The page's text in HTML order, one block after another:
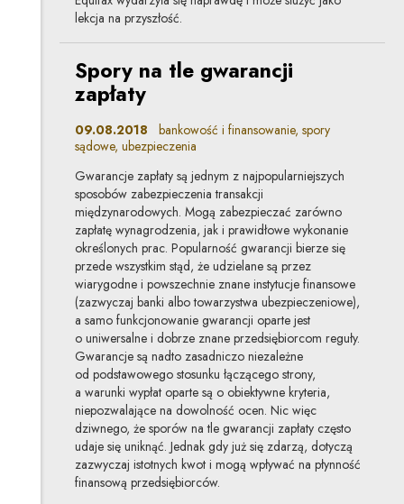
lekcja na przyszłość.
Spory na tle gwarancji
zapłaty
09.08.2018 bankowość i finansowanie, spory
sądowe, ubezpieczenia
Gwarancje zapłaty są jednym z najpopularniejszych
sposobów zabezpieczenia transakcji
międzynarodowych. Mogą zabezpieczać zarówno
zapłatę wynagrodzenia, jak i prawidłowe wykonanie
określonych prac. Popularność gwarancji bierze się
przede wszystkim stąd, że udzielane są przez
wiarygodne i powszechnie znane instytucje finansowe
(zazwyczaj banki albo towarzystwa ubezpieczeniowe),
a samo funkcjonowanie gwarancji oparte jest
o uniwersalne i dobrze znane przedsiębiorcom reguły.
Gwarancje są nadto zasadniczo niezależne
od podstawowego stosunku łączącego strony,
a warunki wypłat oparte są o obiektywne kryteria,
niepozwalające na dowolność ocen. Nic więc
dziwnego, że sporów na tle gwarancji zapłaty często
udaje się uniknąć. Jednak gdy już się zdarzą, dotyczą
zazwyczaj istotnych kwot i mogą wpływać na płynność
finansową przedsiębiorców.